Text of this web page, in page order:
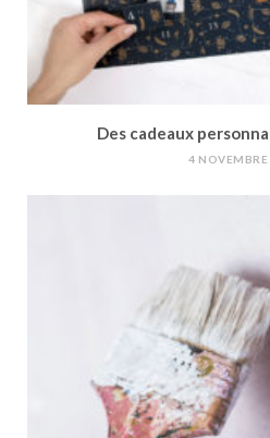
Des cadeaux
4